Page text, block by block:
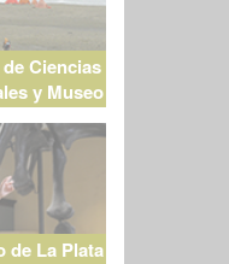
Ciencias
y Museo
de La Plata